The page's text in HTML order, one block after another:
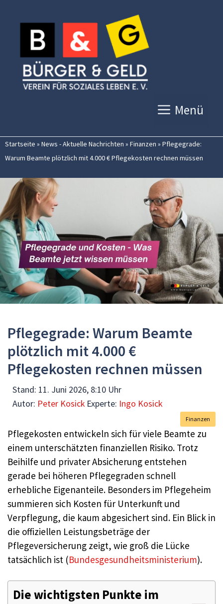
Inhalt
springen
Menü
Startseite » News - Aktuelle Nachrichten » Finanzen » Pflegegrade:
Warum Beamte plötzlich mit 4.000 € Pflegekosten rechnen müssen
Pflegegrade: Warum Beamte
plötzlich mit 4.000 €
Pflegekosten rechnen müssen
Stand: 11. Juni 2026, 8:10 Uhr
Autor: Peter Kosick Experte: Ingo Kosick
Finanzen
Pflegekosten entwickeln sich für viele Beamte zu
einem unterschätzten finanziellen Risiko. Trotz
Beihilfe und privater Absicherung entstehen
gerade bei höheren Pflegegraden schnell
erhebliche Eigenanteile. Besonders im Pflegeheim
summieren sich Kosten für Unterkunft und
Verpflegung, die kaum abgesichert sind. Ein Blick in
die offiziellen Leistungsbeträge der
Pflegeversicherung zeigt, wie groß die Lücke
tatsächlich ist (Bundesgesundheitsministerium).
Die wichtigsten Punkte im